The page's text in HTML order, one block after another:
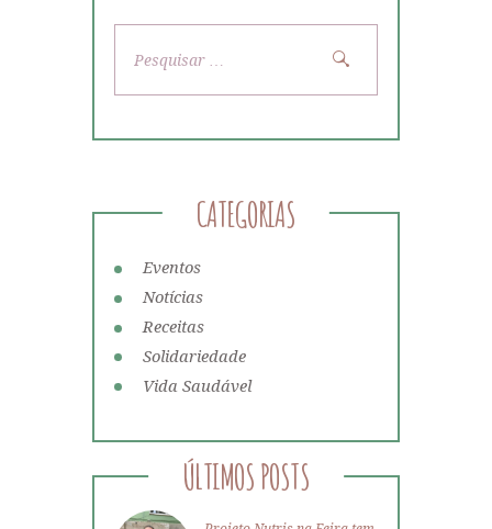
por:
CATEGORIAS
Eventos
Notícias
Receitas
Solidariedade
Vida Saudável
ÚLTIMOS POSTS